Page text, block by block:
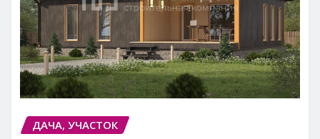
ДАЧА, УЧАСТОК